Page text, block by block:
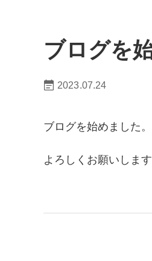
ブログを
2023.07.24
ブログを始めました。
よろしくお願いします